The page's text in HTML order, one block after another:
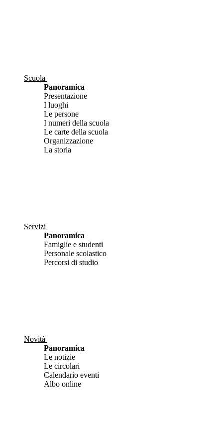
Scuola
Panoramica
Presentazione
I luoghi
Le persone
I numeri della scuola
Le carte della scuola
Organizzazione
La storia
Servizi
Panoramica
Famiglie e studenti
Personale scolastico
Percorsi di studio
Novità
Panoramica
Le notizie
Le circolari
Calendario eventi
Albo online